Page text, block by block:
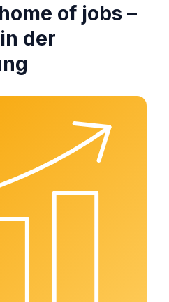
of jobs –
der